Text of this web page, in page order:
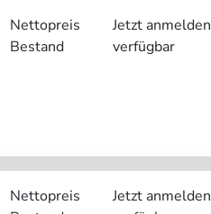
Nettopreis
Jetzt anmelden
Bestand
verfügbar
Nettopreis
Jetzt anmelden